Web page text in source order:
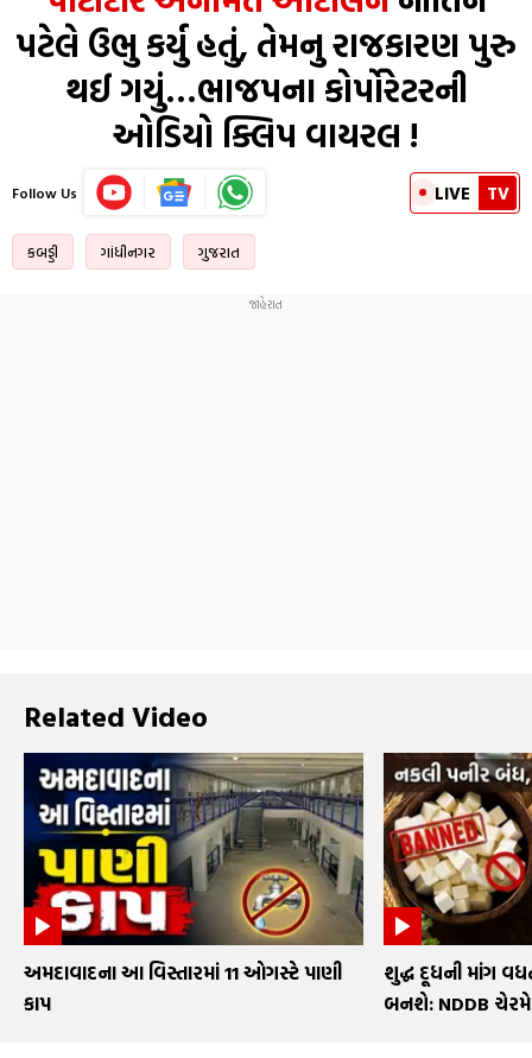
પટેલે ઉભુ કર્યુ હતું, તેમનુ રાજકારણ પુરુ
થઈ ગયું…ભાજપના કોર્પોરેટરની
ઓડિયો ક્લિપ વાયરલ !
Follow Us LIVE TV
કબડ્ડી ગાંધીનગર ગુજરાત
Related Video
અમદાવાદના આ વિસ્તારમાં 11 ઓગસ્ટે પાણી
કાપ
શુદ્ધ દૂધની માંગ
બનશે: NDDB